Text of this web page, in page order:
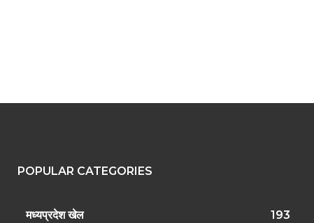
POPULAR CATEGORIES
मध्यप्रदेश खेल 193